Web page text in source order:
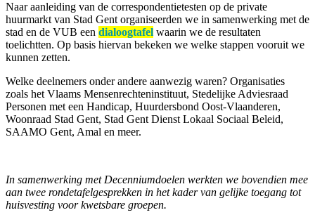
Naar aanleiding van de correspondentietesten op de private
huurmarkt van Stad Gent organiseerden we in samenwerking met de
stad en de VUB een dialoogtafel waarin we de resultaten
toelichtten. Op basis hiervan bekeken we welke stappen vooruit we
kunnen zetten.
Welke deelnemers onder andere aanwezig waren? Organisaties
zoals het Vlaams Mensenrechteninstituut, Stedelijke Adviesraad
Personen met een Handicap, Huurdersbond Oost-Vlaanderen,
Woonraad Stad Gent, Stad Gent Dienst Lokaal Sociaal Beleid,
SAAMO Gent, Amal en meer.
In samenwerking met Decenniumdoelen werkten we bovendien mee
aan twee rondetafelgesprekken in het kader van gelijke toegang tot
huisvesting voor kwetsbare groepen.